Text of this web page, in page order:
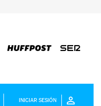
INICIAR SESIÓN